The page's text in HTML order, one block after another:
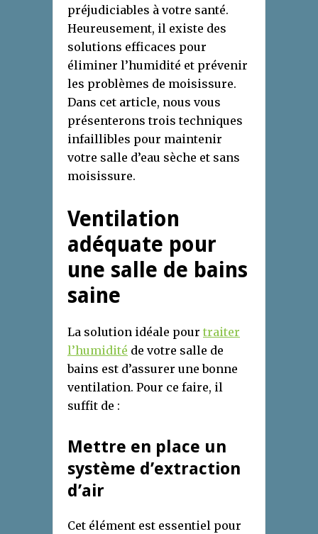
préjudiciables à votre santé.
Heureusement, il existe des
solutions efficaces pour
éliminer l’humidité et prévenir
les problèmes de moisissure.
Dans cet article, nous vous
présenterons trois techniques
infaillibles pour maintenir
votre salle d’eau sèche et sans
moisissure.
Ventilation
adéquate pour
une salle de bains
saine
La solution idéale pour traiter
l’humidité de votre salle de
bains est d’assurer une bonne
ventilation. Pour ce faire, il
suffit de :
Mettre en place un
système d’extraction
d’air
Cet élément est essentiel pour